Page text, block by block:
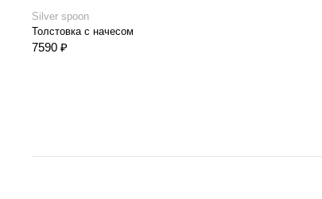
Silver spoon
Толстовка с начесом
7590 ₽